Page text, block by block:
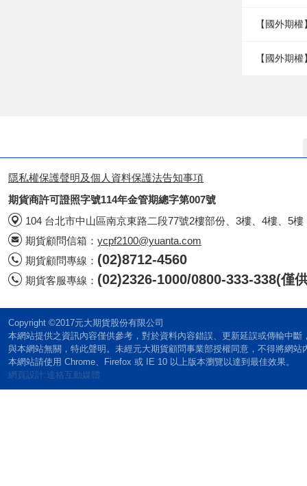
【國外期
【國外期
隱私權保護聲明及個人資料保護法告知事項
期貨商許可證照字號114年金管期總字第007號
104 台北市中山區南京東路二段77號2樓部份、3樓、4樓、5樓
期貨顧問信箱： ycpf2100@yuanta.com
期貨顧問專線： (02)8712-4560
期貨客服專線： (02)2326-1000/0800-333-338(僅
Copyright ©2017元大期貨股份有限公司
本網站提供之資訊內容僅供參考，對於資料內容錯誤、更新延誤或傳輸中
與本網站無關，特此聲明。未經元大期貨顧問事業部授權同意，不得將網站
本網站請使用 Chrome、Firefox 或 IE 10 以上版本瀏覽以達到最佳效果。
網頁設計:達格互動媒體